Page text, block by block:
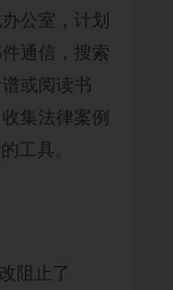
公室，计划
通信，搜索
或阅读书
集法律案例
工具。
阻止了